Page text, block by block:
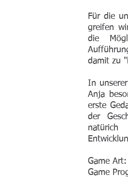
Für die
greifen
die
damit zu
In
Anja
erste
der
Game Art:
Game